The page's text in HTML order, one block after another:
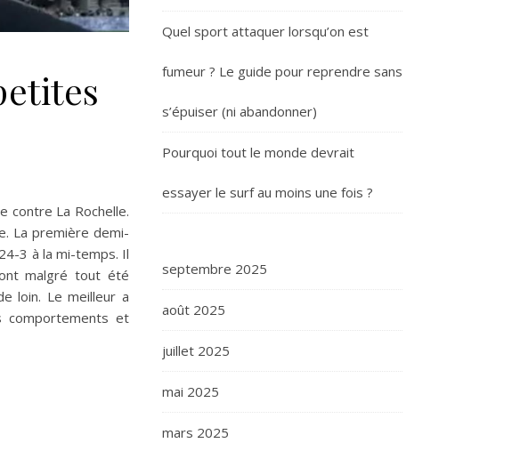
contre La Rochelle.
La première demi-
3 à la mi-temps. Il
malgré tout été
loin. Le meilleur a
comportements et
Quel sport attaquer lorsqu’on est
fumeur ? Le guide pour reprendre sans
s’épuiser (ni abandonner)
Pourquoi tout le monde devrait
essayer le surf au moins une fois ?
septembre 2025
août 2025
juillet 2025
mai 2025
mars 2025